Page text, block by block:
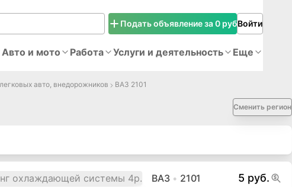
Подать объявление за 0 рубВойти
Авто и мото Работа Услуги и деятельность Еще
авто, внедорожников ВАЗ 2101
Сменить регион
ВАЗ 2101 5 руб.